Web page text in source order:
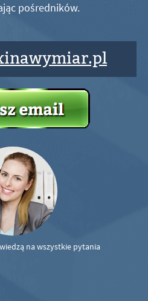
pośredników.
na wszystkie pytania